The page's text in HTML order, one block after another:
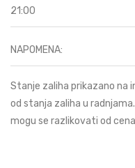
21:00
NAPOMENA:
Stanje zaliha prikazano
od stanja zaliha u
mogu se razlikovati od